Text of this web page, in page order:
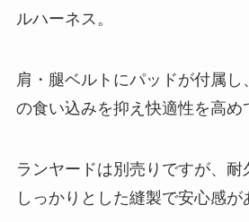
ルハーネス。
肩・腿ベルトにパッドが付属
の食い込みを抑え快適性を高め
ランヤードは別売りですが、耐
しっかりとした縫製で安心感が